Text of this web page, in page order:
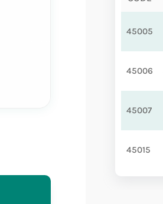
45005
45006
45007
45015